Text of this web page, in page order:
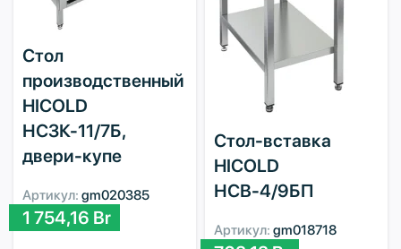
Стол
производственный
HICOLD
НСЗК-11/7Б,
двери-купе
Артикул: gm020385
1 754,16 Br
Стол-вставка
HICOLD
НСВ-4/9БП
Артикул: gm018718